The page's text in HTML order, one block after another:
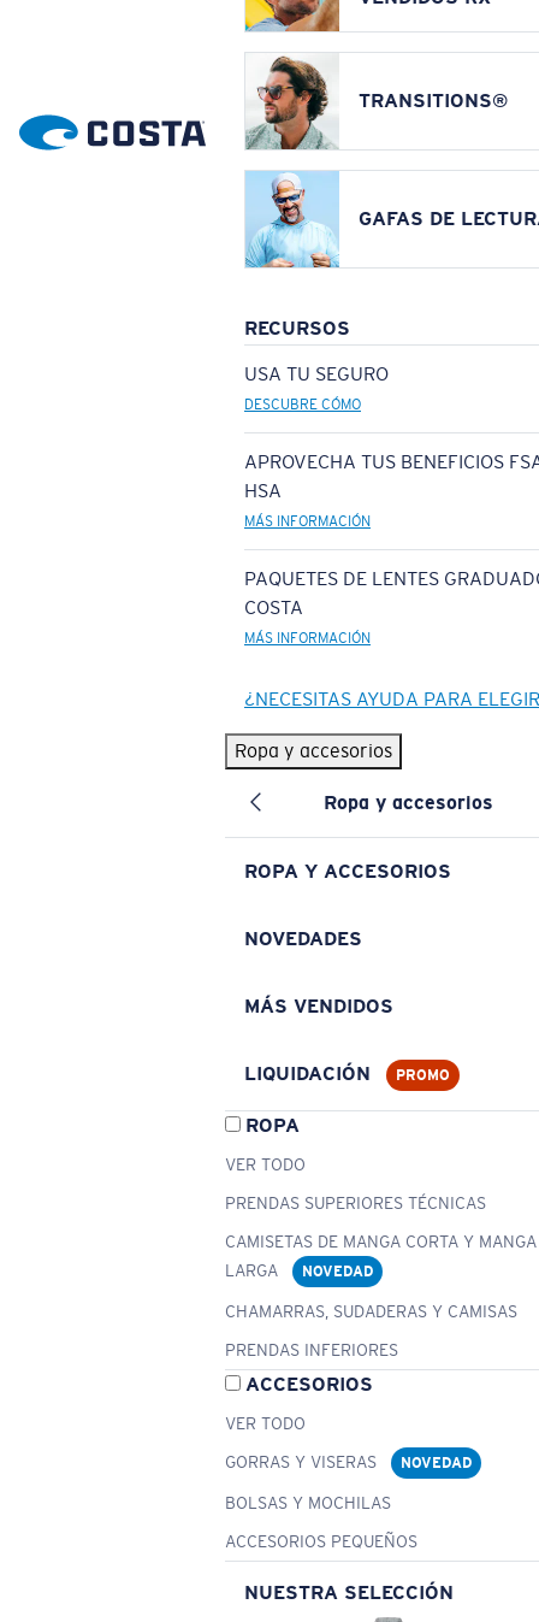
TRANSITIONS®
GAFAS DE
RECURSOS
USA TU SEGURO
DESCUBRE CÓMO
APROVECHA TUS BENEFICIOS
HSA
MÁS INFORMACIÓN
PAQUETES DE LENTES
COSTA
MÁS INFORMACIÓN
¿NECESITAS AYUDA PARA
Ropa y accesorios
Ropa y accesorios
ROPA Y ACCESORIOS
NOVEDADES
MÁS VENDIDOS
LIQUIDACIÓN PROMO
ROPA
VER TODO
PRENDAS SUPERIORES TÉCNICAS
CAMISETAS DE MANGA CORTA Y MANGA
LARGA
NOVEDAD
CHAMARRAS, SUDADERAS Y CAMISAS
PRENDAS INFERIORES
ACCESORIOS
VER TODO
GORRAS Y VISERAS
NOVEDAD
BOLSAS Y MOCHILAS
ACCESORIOS PEQUEÑOS
NUESTRA SELECCIÓN